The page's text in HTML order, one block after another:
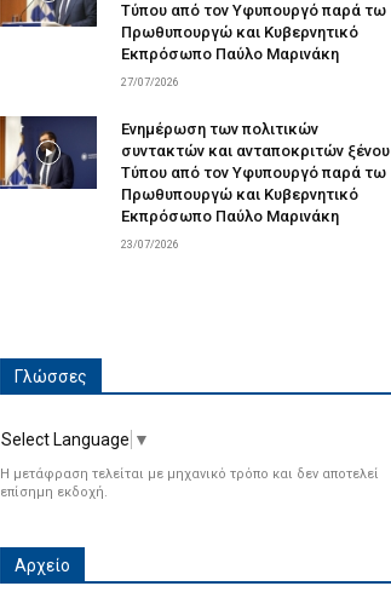
Τύπου από τον Υφυπουργό παρά τω
Πρωθυπουργώ και Κυβερνητικό
Εκπρόσωπο Παύλο Μαρινάκη
27/07/2026
Ενημέρωση των πολιτικών
συντακτών και ανταποκριτών ξένου
Τύπου από τον Υφυπουργό παρά τω
Πρωθυπουργώ και Κυβερνητικό
Εκπρόσωπο Παύλο Μαρινάκη
23/07/2026
Γλώσσες
Select Language ▼
Η μετάφραση τελείται με μηχανικό τρόπο και δεν αποτελεί
επίσημη εκδοχή.
Αρχείο